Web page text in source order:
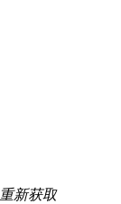
重新获取